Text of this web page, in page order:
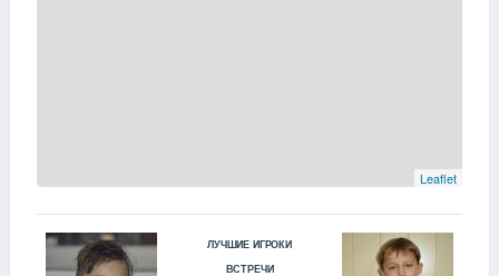
Leaflet
ЛУЧШИЕ ИГРОКИ
ВСТРЕЧИ